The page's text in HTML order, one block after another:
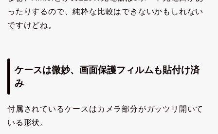
ったりするので、純粋な比較はできないかもしれない
ですけどね。
ケースは微妙、画面保護フィルムも貼付け済
み
付属されているケースはカメラ部分がガッツリ開いて
いる形状。